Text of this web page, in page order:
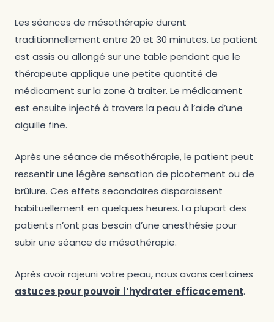
Les séances de mésothérapie durent
traditionnellement entre 20 et 30 minutes. Le patient
est assis ou allongé sur une table pendant que le
thérapeute applique une petite quantité de
médicament sur la zone à traiter. Le médicament
est ensuite injecté à travers la peau à l’aide d’une
aiguille fine.
Après une séance de mésothérapie, le patient peut
ressentir une légère sensation de picotement ou de
brûlure. Ces effets secondaires disparaissent
habituellement en quelques heures. La plupart des
patients n’ont pas besoin d’une anesthésie pour
subir une séance de mésothérapie.
Après avoir rajeuni votre peau, nous avons certaines
astuces pour pouvoir l’hydrater efficacement.